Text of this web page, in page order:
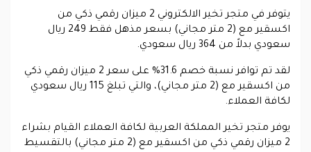
يتوفر في متجر تخير الالكتروني 2 ميزان رقمي ذكي من
اكسقير مع (2 متر مجاني) بسعر مذهل فقط 249 ريال
سعودي بدلاً من 364 ريال سعودي.
لقد تم توافر نسبة خصم 31.6% على سعر 2 ميزان رقمي ذكي
من اكسقير مع (2 متر مجاني)، والتي تبلغ 115 ريال سعودي
لكافة العملاء.
يوفر متجر تخير المملكة العربية لكافة العملاء القيام بشراء
2 ميزان رقمي ذكي من اكسقير مع (2 متر مجاني) بالتقسيط